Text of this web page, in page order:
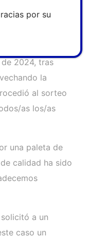
2024, tras
la
al sorteo
as los/as
una paleta de
calidad ha sido
a un
caso un
por su